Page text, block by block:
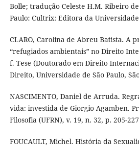
Bolle; tradução Celeste H.M. Ribeiro
Paulo: Cultrix: Editora da Universidade
CLARO, Carolina de Abreu Batista. A
“refugiados ambientais” no Direito
f. Tese (Doutorado em Direito
Direito, Universidade de São Paulo,
NASCIMENTO, Daniel de Arruda.
vida: investida de Giorgio Agamben.
Filosofia (UFRN), v. 19, n. 32, p. 205-
FOUCAULT, Michel. História da